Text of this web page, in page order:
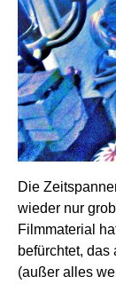
Die
wieder nur
Filmmaterial
befürchtet,
(außer alles